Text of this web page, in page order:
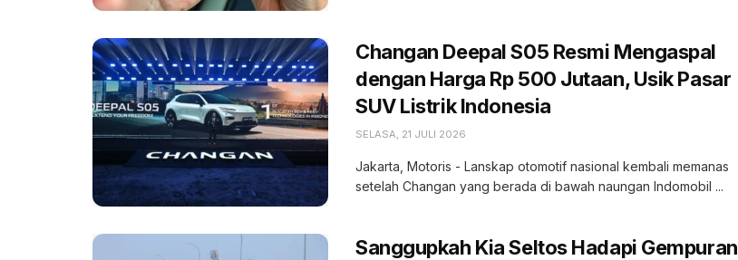
Changan Deepal S05 Resmi Mengaspal
dengan Harga Rp 500 Jutaan, Usik Pasar
SUV Listrik Indonesia
SELASA, 21 JULI 2026
Jakarta, Motoris - Lanskap otomotif nasional kembali memanas
setelah Changan yang berada di bawah naungan Indomobil ...
Sanggupkah Kia Seltos Hadapi Gempuran